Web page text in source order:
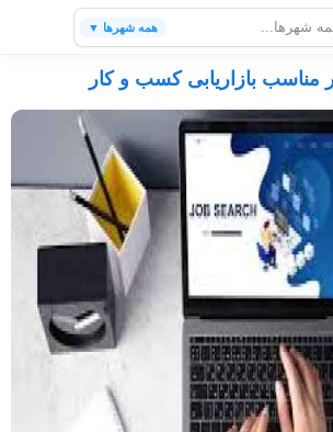
همه شهرها ▼
مناسب بازاریابی کسب و کار